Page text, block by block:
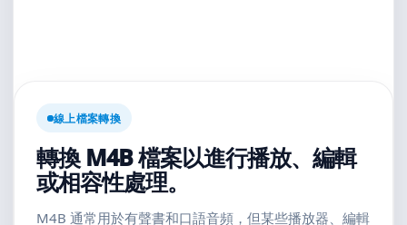
線上檔案轉換
轉換 M4B 檔案以進行播放、編輯
或相容性處理。
M4B 通常用於有聲書和口語音頻，但某些播放器、編輯